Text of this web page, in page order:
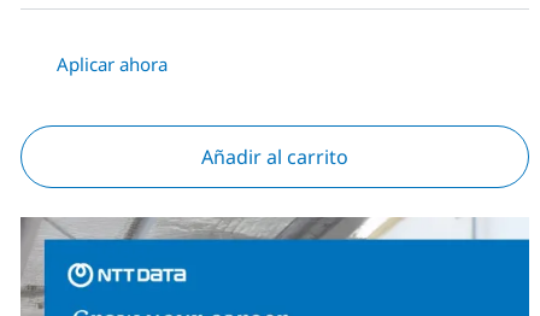
Aplicar ahora
Añadir al carrito